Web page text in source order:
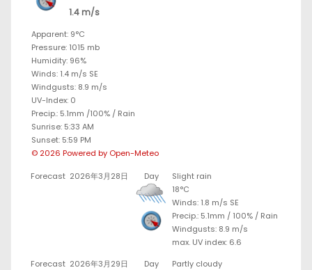
1.4 m/s
Apparent: 9°C
Pressure: 1015 mb
Humidity: 96%
Winds: 1.4 m/s SE
Windgusts: 8.9 m/s
UV-Index: 0
Precip.: 5.1mm /100% / Rain
Sunrise: 5:33 AM
Sunset: 5:59 PM
© 2026 Powered by Open-Meteo
Forecast 2026年3月28日 Day
Slight rain
18°C
Winds: 1.8 m/s SE
Precip.: 5.1mm / 100% / Rain
Windgusts: 8.9 m/s
max. UV index: 6.6
Forecast 2026年3月29日 Day
Partly cloudy